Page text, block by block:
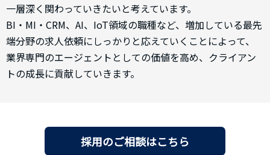
一層深く関わっていきたいと考えています。
BI・MI・CRM、AI、IoT領域の職種など、増加している最先
端分野の求人依頼にしっかりと応えていくことによって、
業界専門のエージェントとしての価値を高め、クライアン
トの成長に貢献していきます。
採用のご相談はこちら